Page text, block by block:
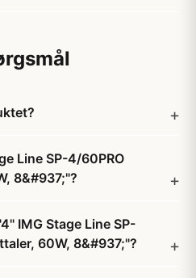
Line SP-4/60PRO
8&#937;"?
IMG Stage Line SP-
60W, 8&#937;"?